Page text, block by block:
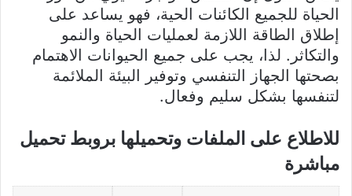
الحياة للجميع الكائنات الحية، فهو يساعد على
إطلاق الطاقة اللازمة لعمليات الحياة والنمو
والتكاثر. لذا، يجب على جميع الحيوانات الاهتمام
بصحتها الجهاز التنفسي وتوفير البيئة الملائمة
لتنفسها بشكل سليم وفعال.
للاطلاع على الملفات وتحميلها بروبط تحميل
مباشرة